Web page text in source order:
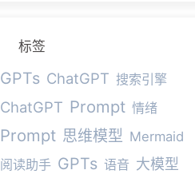
标签
GPTs ChatGPT 搜索引擎
ChatGPT Prompt 情绪
Prompt 思维模型 Mermaid
阅读助手 GPTs 语音 大模型